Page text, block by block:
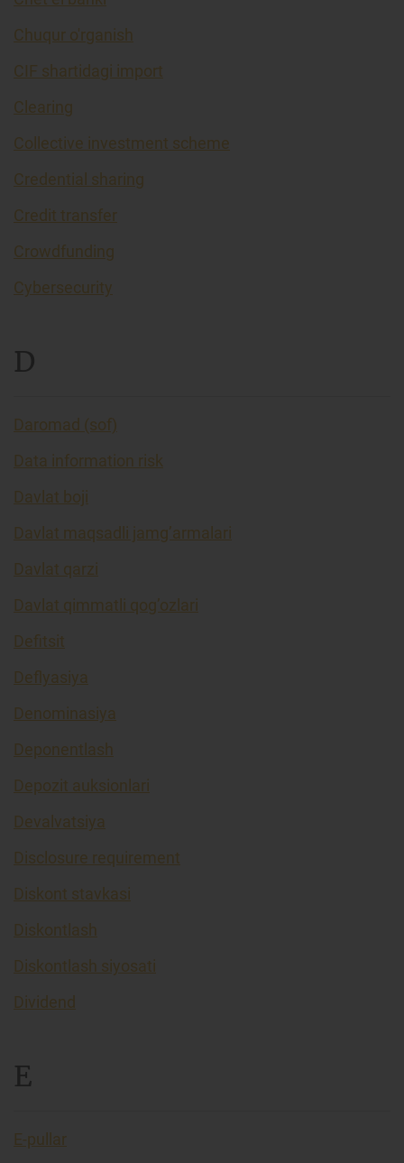
Chuqur o'rganish
CIF shartidagi import
Clearing
Collective investment scheme
Credential sharing
Credit transfer
Crowdfunding
Cybersecurity
D
Daromad (sof)
Data information risk
Davlat boji
Davlat maqsadli jamg’armalari
Davlat qarzi
Davlat qimmatli qog’ozlari
Defitsit
Deflyasiya
Denominasiya
Deponentlash
Depozit auksionlari
Devalvatsiya
Disclosure requirement
Diskont stavkasi
Diskontlash
Diskontlash siyosati
Dividend
E
E-pullar